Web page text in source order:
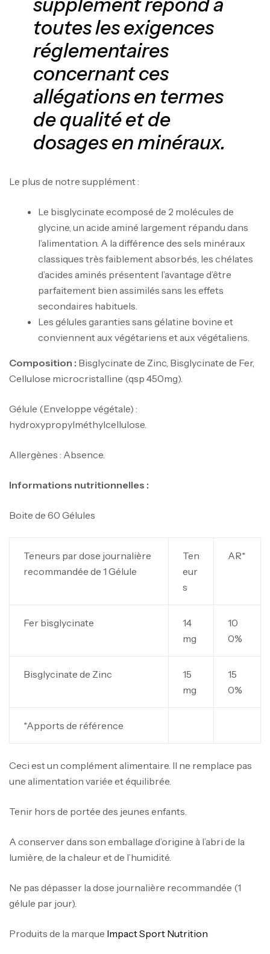
supplément répond à
toutes les exigences
réglementaires
concernant ces
allégations en termes
de qualité et de
dosages en minéraux.
Le plus de notre supplément :
Le bisglycinate ecomposé de 2 molécules de
glycine, un acide aminé largement répandu dans
l’alimentation. A la différence des sels minéraux
classiques très faiblement absorbés, les chélates
d’acides aminés présentent l’avantage d’être
parfaitement bien assimilés sans les effets
secondaires habituels.
Les gélules garanties sans gélatine bovine et
conviennent aux végétariens et aux végétaliens.
Composition : Bisglycinate de Zinc, Bisglycinate de Fer,
Cellulose microcristalline (qsp 450mg).
Gélule (Enveloppe végétale) :
hydroxypropylméthylcellulose.
Allergènes : Absence.
Informations nutritionnelles :
Boite de 60 Gélules
Teneurs par dose journalière
recommandée de 1 Gélule
Ten
eur
s
AR*
Fer bisglycinate
14
mg
10
0%
Bisglycinate de Zinc
15
mg
15
0%
*Apports de référence
Ceci est un complément alimentaire. Il ne remplace pas
une alimentation variée et équilibrée.
Tenir hors de portée des jeunes enfants.
A conserver dans son emballage d’origine à l’abri de la
lumière, de la chaleur et de l’humidité.
Ne pas dépasser la dose journalière recommandée (1
gélule par jour).
Produits de la marque Impact Sport Nutrition
Mega Creatine CREAPURE – 306 Gr –
Biotech USA
د.ت126
100% Pure Whey – 2,27kg – BIOTECHUSA
د.ت269
Omega 3 – 100 Gélules – Scitec Nutrition